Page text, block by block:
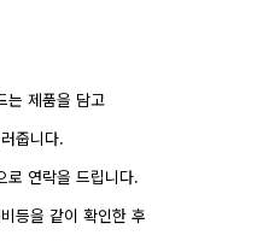
는 제품을 담고
줍니다.
로 연락을 드립니다.
등을 같이 확인한 후